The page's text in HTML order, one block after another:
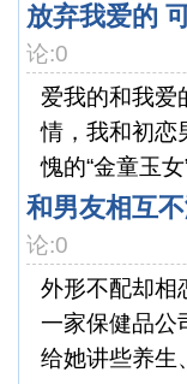
放弃我爱的
论:0
爱我的和我爱
情，我和初恋
愧的“金童玉
和男友相互
论:0
外形不配却相
一家保健品公
给她讲些养生